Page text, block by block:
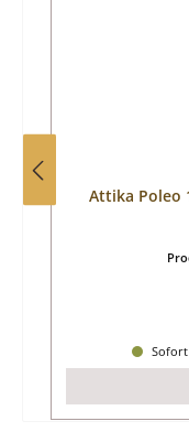
Attika Poleo
Sofort